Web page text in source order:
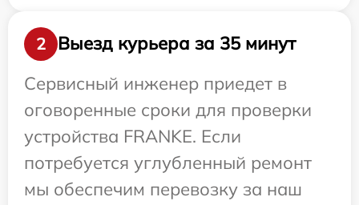
2
Выезд курьера за 35 минут
Сервисный инженер приедет в
оговоренные сроки для проверки
устройства FRANKE. Если
потребуется углубленный ремонт
мы обеспечим перевозку за наш